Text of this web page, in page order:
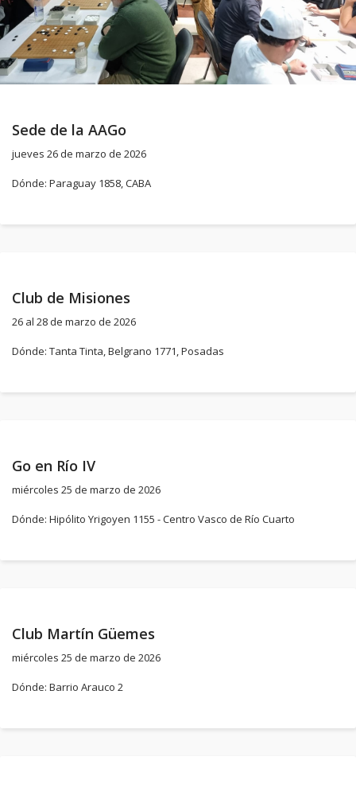
Sede de la AAGo
jueves 26 de marzo de 2026
Dónde: Paraguay 1858, CABA
Club de Misiones
26 al 28 de marzo de 2026
Dónde: Tanta Tinta, Belgrano 1771, Posadas
Go en Río IV
miércoles 25 de marzo de 2026
Dónde: Hipólito Yrigoyen 1155 - Centro Vasco de Río Cuarto
Club Martín Güemes
miércoles 25 de marzo de 2026
Dónde: Barrio Arauco 2